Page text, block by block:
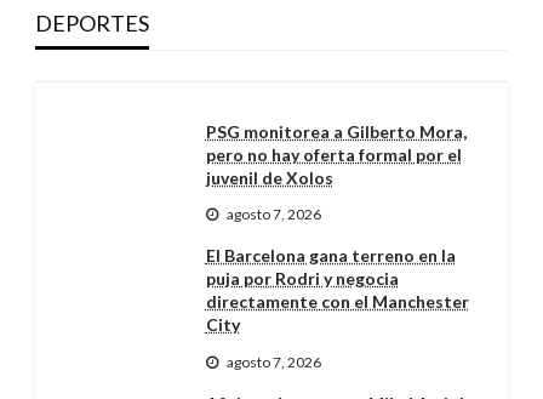
DEPORTES
PSG monitorea a Gilberto Mora,
pero no hay oferta formal por el
juvenil de Xolos
agosto 7, 2026
El Barcelona gana terreno en la
puja por Rodri y negocia
directamente con el Manchester
City
agosto 7, 2026